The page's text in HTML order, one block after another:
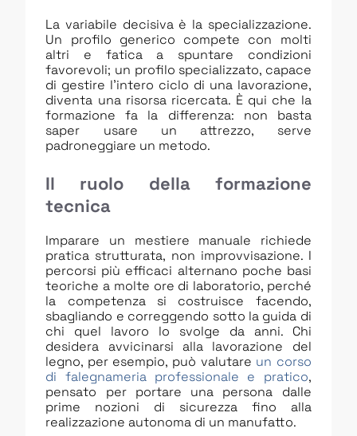
La variabile decisiva è la specializzazione.
Un profilo generico compete con molti
altri e fatica a spuntare condizioni
favorevoli; un profilo specializzato, capace
di gestire l’intero ciclo di una lavorazione,
diventa una risorsa ricercata. È qui che la
formazione fa la differenza: non basta
saper usare un attrezzo, serve
padroneggiare un metodo.
Il ruolo della formazione
tecnica
Imparare un mestiere manuale richiede
pratica strutturata, non improvvisazione. I
percorsi più efficaci alternano poche basi
teoriche a molte ore di laboratorio, perché
la competenza si costruisce facendo,
sbagliando e correggendo sotto la guida di
chi quel lavoro lo svolge da anni. Chi
desidera avvicinarsi alla lavorazione del
legno, per esempio, può valutare un corso
di falegnameria professionale e pratico,
pensato per portare una persona dalle
prime nozioni di sicurezza fino alla
realizzazione autonoma di un manufatto.